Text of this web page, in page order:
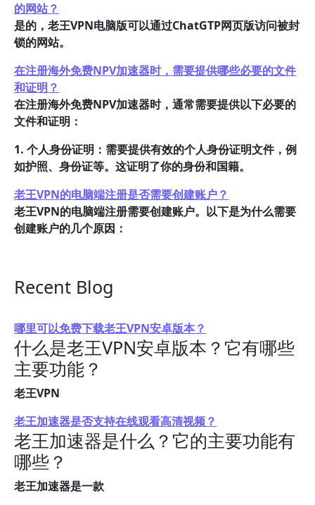
的网站？
是的，老王VPN电脑版可以通过ChatGTP网页版访问被封
锁的网站。
在注册海外免费NPV加速器时，需要提供哪些必要的文件
和证明？
在注册海外免费NPV加速器时，通常需要提供以下必要的
文件和证明：
1. 个人身份证明：需要提供有效的个人身份证明文件，例
如护照、身份证等。这证明了你的身份和国籍。
老王VPN的电脑端注册是否需要创建账户？
老王VPN的电脑端注册需要创建账户。以下是为什么需要
创建账户的几个原因：
Recent Blog
哪里可以免费下载老王VPN安卓版本？
什么是老王VPN安卓版本？它有哪些
主要功能？
老王VPN
老王加速器是否支持在线观看高清视频？
老王加速器是什么？它的主要功能有
哪些？
老王加速器是一款